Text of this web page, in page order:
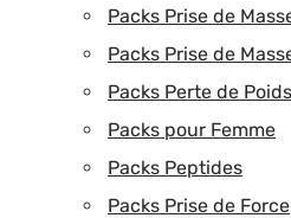
Packs Prise de
Packs Prise de
Packs Perte de
Packs pour Femme
Packs Peptides
Packs Prise de Force